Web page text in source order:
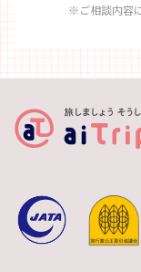
※ご相談内容